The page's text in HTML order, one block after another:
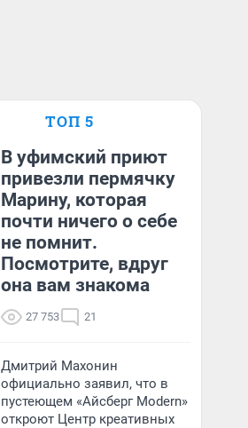
ТОП 5
В уфимский приют
привезли пермячку
Марину, которая
почти ничего о себе
не помнит.
Посмотрите, вдруг
она вам знакома
27 753 21
Дмитрий Махонин
официально заявил, что в
пустеющем «Айсберг Modern»
откроют Центр креативных